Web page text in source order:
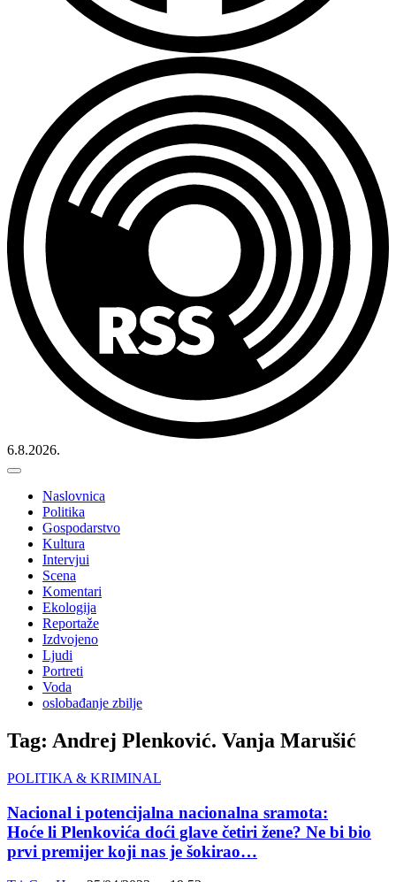
6.8.2026.
Naslovnica
Politika
Gospodarstvo
Kultura
Intervjui
Scena
Komentari
Ekologija
Reportaže
Izdvojeno
Ljudi
Portreti
Voda
oslobađanje zbilje
Tag: Andrej Plenković. Vanja Marušić
POLITIKA & KRIMINAL
Nacional i potencijalna nacionalna sramota:
Hoće li Plenkovića doći glave četiri žene? Ne bi bio
prvi premijer koji nas je šokirao…